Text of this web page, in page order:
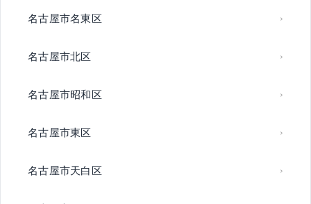
名古屋市名東区
名古屋市北区
名古屋市昭和区
名古屋市東区
名古屋市天白区